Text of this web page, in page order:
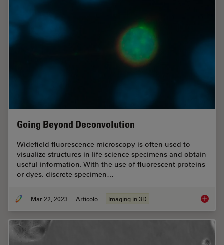
Going Beyond Deconvolution
Widefield fluorescence microscopy is often used to
visualize structures in life science specimens and obtain
useful information. With the use of fluorescent proteins
or dyes, discrete specimen…
Mar 22, 2023 Articolo Imaging in 3D Going